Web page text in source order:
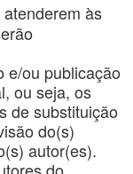
às
e/ou publicação
ou seja, os
de substituição
do(s)
autor(es).